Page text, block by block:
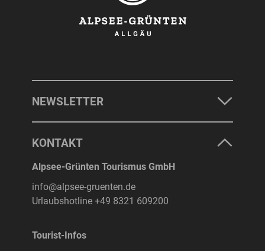
NEWSLETTER
KONTAKT
Alpsee-Grünten Tourismus GmbH
info@alpsee-gruenten.de
Urlaubshotline +49 8321 609200
Tourist-Infos